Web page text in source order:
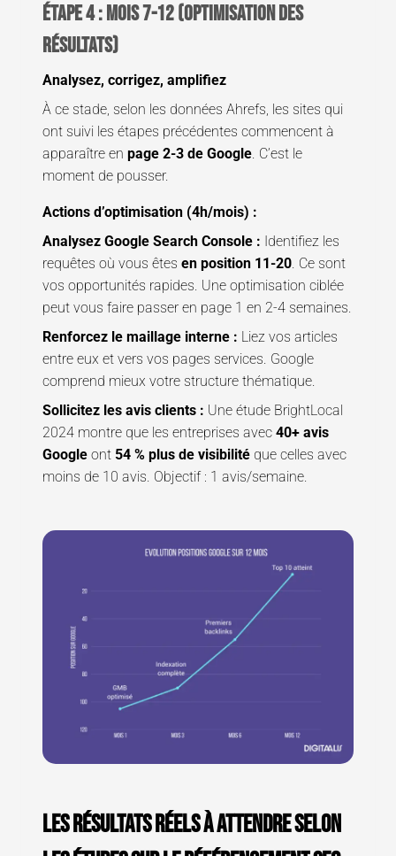
Étape 4 : Mois 7-12 (optimisation des
résultats)
Analysez, corrigez, amplifiez
À ce stade, selon les données Ahrefs, les sites qui
ont suivi les étapes précédentes commencent à
apparaître en page 2-3 de Google. C’est le
moment de pousser.
Actions d’optimisation (4h/mois) :
Analysez Google Search Console : Identifiez les
requêtes où vous êtes en position 11-20. Ce sont
vos opportunités rapides. Une optimisation ciblée
peut vous faire passer en page 1 en 2-4 semaines.
Renforcez le maillage interne : Liez vos articles
entre eux et vers vos pages services. Google
comprend mieux votre structure thématique.
Sollicitez les avis clients : Une étude BrightLocal
2024 montre que les entreprises avec 40+ avis
Google ont 54 % plus de visibilité que celles avec
moins de 10 avis. Objectif : 1 avis/semaine.
Les résultats réels à attendre selon